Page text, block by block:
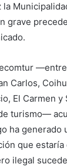
grave
Carlos,
El Carmen y
turismo—
ha generado
que
ilegal